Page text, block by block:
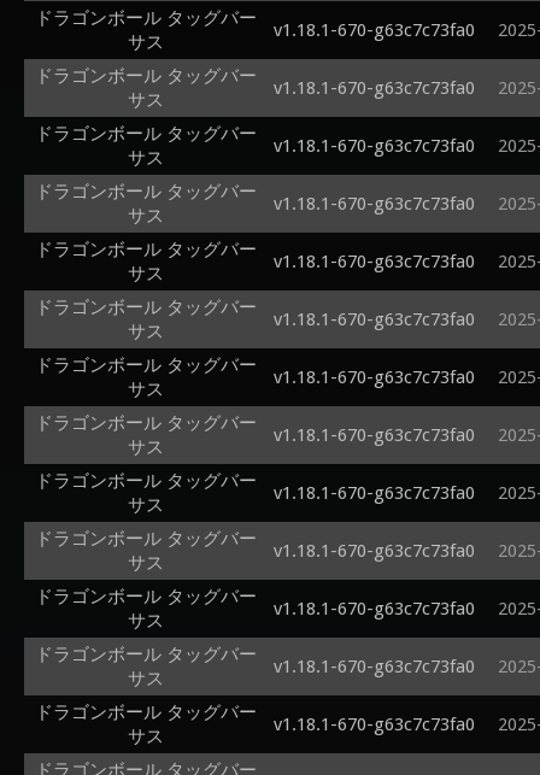
ドラゴンボール タッグバー
サス
v1.18.1-670-g63c7c73fa0
ドラゴンボール タッグバー
サス
v1.18.1-670-g63c7c73fa0
ドラゴンボール タッグバー
サス
v1.18.1-670-g63c7c73fa0
ドラゴンボール タッグバー
サス
v1.18.1-670-g63c7c73fa0
ドラゴンボール タッグバー
サス
v1.18.1-670-g63c7c73fa0
ドラゴンボール タッグバー
サス
v1.18.1-670-g63c7c73fa0
ドラゴンボール タッグバー
サス
v1.18.1-670-g63c7c73fa0
ドラゴンボール タッグバー
サス
v1.18.1-670-g63c7c73fa0
ドラゴンボール タッグバー
サス
v1.18.1-670-g63c7c73fa0
ドラゴンボール タッグバー
サス
v1.18.1-670-g63c7c73fa0
ドラゴンボール タッグバー
サス
v1.18.1-670-g63c7c73fa0
ドラゴンボール タッグバー
サス
v1.18.1-670-g63c7c73fa0
ドラゴンボール タッグバー
サス
v1.18.1-670-g63c7c73fa0
ドラゴンボール タッグバー